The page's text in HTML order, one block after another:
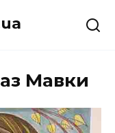
Мавки